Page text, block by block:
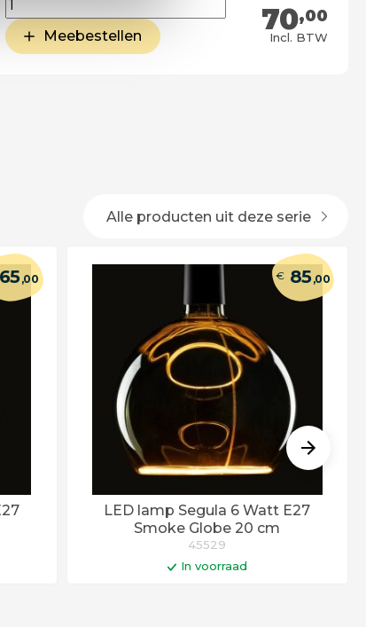
70,00
Incl. BTW
Meebestellen
Alle producten uit deze serie
,00
LED lamp Segula 6 Watt E27
Smoke Globe 20 cm
€85,00
45529
In voorraad